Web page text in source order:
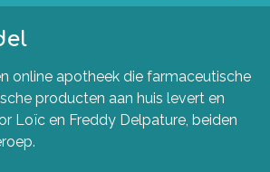
online apotheek die farmaceutische
producten aan huis levert en
Loïc en Freddy Delpature, beiden